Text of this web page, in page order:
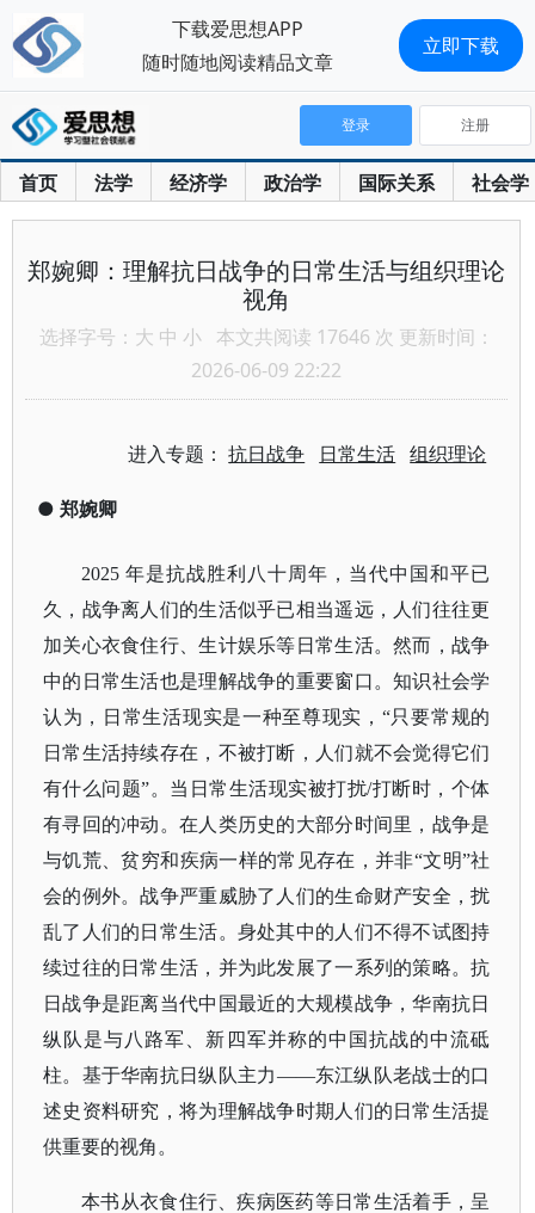
首页 法学 经济学 政治学 国际关系 社会学
登录 注册
郑婉卿：理解抗日战争的日常生活与组织理论
视角
选择字号： 大 中 小 本文共阅读 17646 次 更新时间：
2026-06-09 22:22
进入专题：抗日战争 日常生活 组织理论
● 郑婉卿
2025 年是抗战胜利八十周年，当代中国和平已
久，战争离人们的生活似乎已相当遥远，人们往往更
加关心衣食住行、生计娱乐等日常生活。然而，战争
中的日常生活也是理解战争的重要窗口。知识社会学
认为，日常生活现实是一种至尊现实，“只要常规的
日常生活持续存在，不被打断，人们就不会觉得它们
有什么问题”。当日常生活现实被打扰/打断时，个体
有寻回的冲动。在人类历史的大部分时间里，战争是
与饥荒、贫穷和疾病一样的常见存在，并非“文明”社
会的例外。战争严重威胁了人们的生命财产安全，扰
乱了人们的日常生活。身处其中的人们不得不试图持
续过往的日常生活，并为此发展了一系列的策略。抗
日战争是距离当代中国最近的大规模战争，华南抗日
纵队是与八路军、新四军并称的中国抗战的中流砥
柱。基于华南抗日纵队主力——东江纵队老战士的口
述史资料研究，将为理解战争时期人们的日常生活提
供重要的视角。
本书从衣食住行、疾病医药等日常生活着手，呈
下载爱思想APP
随时随地阅读精品文章
立即下载